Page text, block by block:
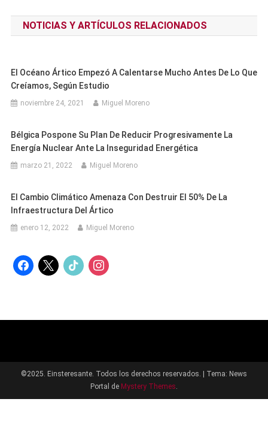
de
entradas
NOTICIAS Y ARTÍCULOS RELACIONADOS
El Océano Ártico Empezó A Calentarse Mucho Antes De Lo Que
Creíamos, Según Estudio
noviembre 24, 2021 Miguel Moreno
Bélgica Pospone Su Plan De Reducir Progresivamente La
Energía Nuclear Ante La Inseguridad Energética
marzo 21, 2022 Miguel Moreno
El Cambio Climático Amenaza Con Destruir El 50% De La
Infraestructura Del Ártico
enero 12, 2022 Miguel Moreno
facebook
x tiktok instagram
©2025. Einsteresante. Todos los derechos reservados.
Tema: News
Portal de Mystery Themes.